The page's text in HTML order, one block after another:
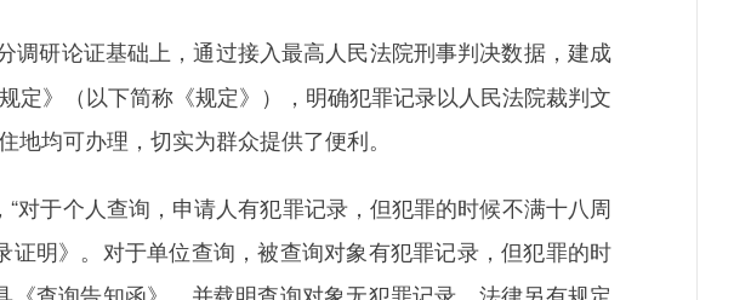
研论证基础上，通过接入最高人民法院刑事判决数据，建成
定》（以下简称《规定》），明确犯罪记录以人民法院裁判文
均可办理，切实为群众提供了便利。
于个人查询，申请人有犯罪记录，但犯罪的时候不满十八周
明》。对于单位查询，被查询对象有犯罪记录，但犯罪的时